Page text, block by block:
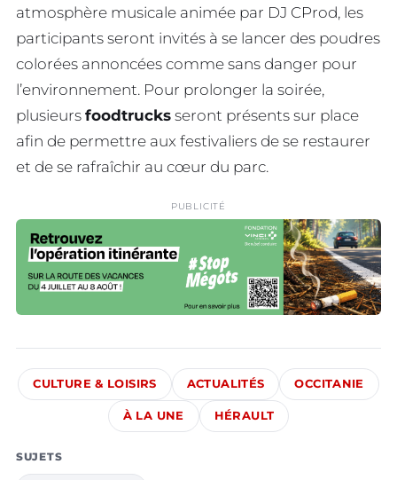
atmosphère musicale animée par DJ CProd, les
participants seront invités à se lancer des poudres
colorées annoncées comme sans danger pour
l’environnement. Pour prolonger la soirée,
plusieurs foodtrucks seront présents sur place
afin de permettre aux festivaliers de se restaurer
et de se rafraîchir au cœur du parc.
PUBLICITÉ
CULTURE & LOISIRS ACTUALITÉS OCCITANIE
À LA UNE HÉRAULT
SUJETS